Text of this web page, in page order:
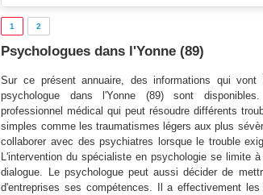
1 2
Psychologues dans l'Yonne (89)
Sur ce présent annuaire, des informations qui vont
psychologue dans l'Yonne (89) sont
professionnel médical qui peut résoudre différents
simples comme les traumatismes légers aux plus
collaborer avec des psychiatres lorsque le trouble
L'intervention du spécialiste en psychologie se limite
dialogue. Le psychologue peut aussi décider de
d'entreprises ses compétences. Il a effectivement les